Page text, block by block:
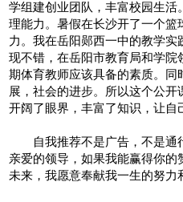
学组建创业团队，丰富校园生
理能力。暑假在长沙开了一个
力。我在岳阳郧西一中的教学
现不错，在岳阳市教育局和学
期体育教师应该具备的素质。
展，社会的进步。所以这个公
开阔了眼界，丰富了知识，让自
自我推荐不是广告，不是通行
亲爱的领导，如果我能赢得你
未来，我愿意奉献我一生的努力